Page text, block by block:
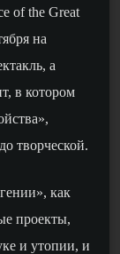
of the Great
на
а
в котором
творческой.
как
проекты,
и утопии, и